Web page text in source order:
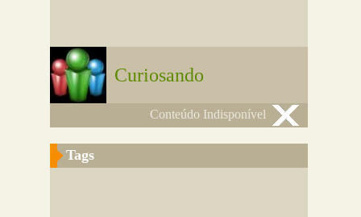
Curiosando
Conteúdo Indisponível
Tags